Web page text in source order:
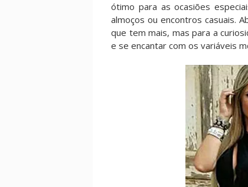
ótimo para as ocasiões
almoços ou encontros casuais.
que tem mais, mas para a
e se encantar com os variáveis